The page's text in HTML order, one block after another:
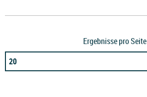
Ergebnisse pro Seite
20